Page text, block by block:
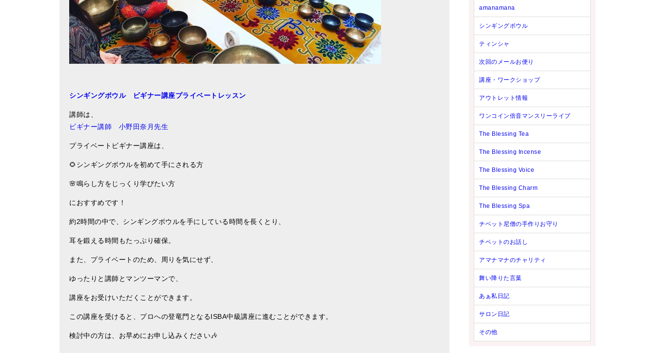
シンギングボウル ビギナー講座プライベートレッスン
講師は、
ビギナー講師 小野田奈月先生
プライベートビギナー講座は、
🌻シンギングボウルを初めて手にされる方
🌸鳴らし方をじっくり学びたい方
におすすめです！
約2時間の中で、シンギングボウルを手にしている時間を長くとり、
耳を鍛える時間もたっぷり確保。
また、プライベートのため、周りを気にせず、
ゆったりと講師とマンツーマンで、
講座をお受けいただくことができます。
この講座を受けると、プロへの登竜門となるISBA中級講座に進むことができます。
検討中の方は、お早めにお申し込みください🎶
amanamana
シンギングボウル
ティンシャ
次回のメールお便り
講座・ワークショップ
アウトレット情報
ワンコイン倍音マンスリーライブ
The Blessing Tea
The Blessing Incense
The Blessing Voice
The Blessing Charm
The Blessing Spa
チベット尼僧の手作りお守り
チベットのお話し
アマナマナのチャリティ
舞い降りた言葉
あぁ私日記
サロン日記
その他